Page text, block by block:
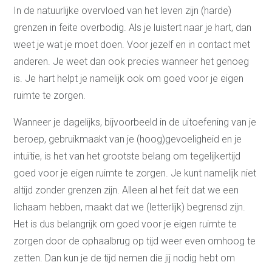
In de natuurlijke overvloed van het leven zijn (harde)
grenzen in feite overbodig. Als je luistert naar je hart, dan
weet je wat je moet doen. Voor jezelf en in contact met
anderen. Je weet dan ook precies wanneer het genoeg
is. Je hart helpt je namelijk ook om goed voor je eigen
ruimte te zorgen.
Wanneer je dagelijks, bijvoorbeeld in de uitoefening van je
beroep, gebruikmaakt van je (hoog)gevoeligheid en je
intuïtie, is het van het grootste belang om tegelijkertijd
goed voor je eigen ruimte te zorgen. Je kunt namelijk niet
altijd zonder grenzen zijn. Alleen al het feit dat we een
lichaam hebben, maakt dat we (letterlijk) begrensd zijn.
Het is dus belangrijk om goed voor je eigen ruimte te
zorgen door de ophaalbrug op tijd weer even omhoog te
zetten. Dan kun je de tijd nemen die jij nodig hebt om